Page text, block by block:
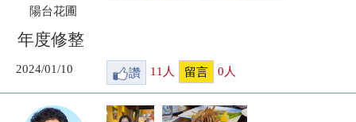
陽台花圃
年度修整
2024/01/10 讚 11 人 留言 0 人